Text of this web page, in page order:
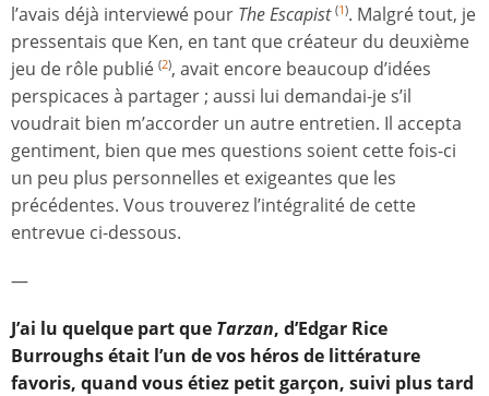
l’avais déjà interviewé pour The Escapist (1). Malgré tout, je
pressentais que Ken, en tant que créateur du deuxième
jeu de rôle publié (2), avait encore beaucoup d’idées
perspicaces à partager ; aussi lui demandai-je s’il
voudrait bien m’accorder un autre entretien. Il accepta
gentiment, bien que mes questions soient cette fois-ci
un peu plus personnelles et exigeantes que les
précédentes. Vous trouverez l’intégralité de cette
entrevue ci-dessous.
—
J’ai lu quelque part que Tarzan, d’Edgar Rice
Burroughs était l’un de vos héros de littérature
favoris, quand vous étiez petit garçon, suivi plus tard